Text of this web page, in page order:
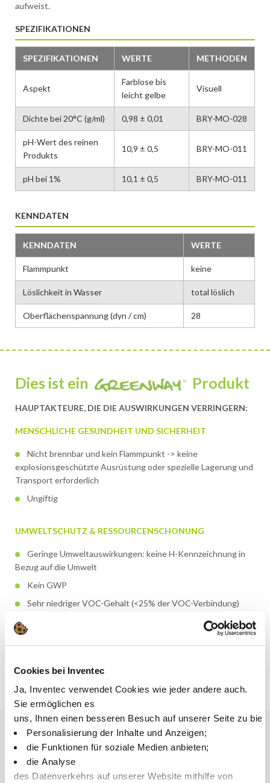
Cookies bei Inventec
Ja, Inventec verwendet Cookies wie jeder andere auch.
Sie ermöglichen es
uns, Ihnen einen besseren Besuch auf unserer Seite zu
Personalisierung der Inhalte und Anzeigen;
die Funktionen für soziale Medien anbieten;
die Analyse
des Datenverkehrs auf unserer Website mithilfe von
aufweist.
SPEZIFIKATIONEN
SPEZIFIKATIONEN WERTE METHODEN
Aspekt
Farblose bis
leicht gelbe
Visuell
Dichte bei 20°C (g/ml) 0,98 ± 0,01 BRY-MO-028
pH-Wert des reinen
Produkts
10,9 ± 0,5 BRY-MO-011
pH bei 1% 10,1 ± 0,5 BRY-MO-011
KENNDATEN
KENNDATEN WERTE
Flammpunkt keine
Löslichkeit in Wasser total löslich
Oberflächenspannung (dyn / cm) 28
Dies ist ein Produkt
HAUPTAKTEURE, DIE DIE AUSWIRKUNGEN VERRINGERN:
MENSCHLICHE GESUNDHEIT UND SICHERHEIT
Nicht brennbar und kein Flammpunkt -> keine
explosionsgeschützte Ausrüstung oder spezielle Lagerung und
Transport erforderlich
Ungiftig
UMWELTSCHUTZ & RESSOURCENSCHONUNG
Geringe Umweltauswirkungen: keine H-Kennzeichnung in
Bezug auf die Umwelt
Kein GWP
Sehr niedriger VOC-Gehalt (<25% der VOC-Verbindung)
Vorteile